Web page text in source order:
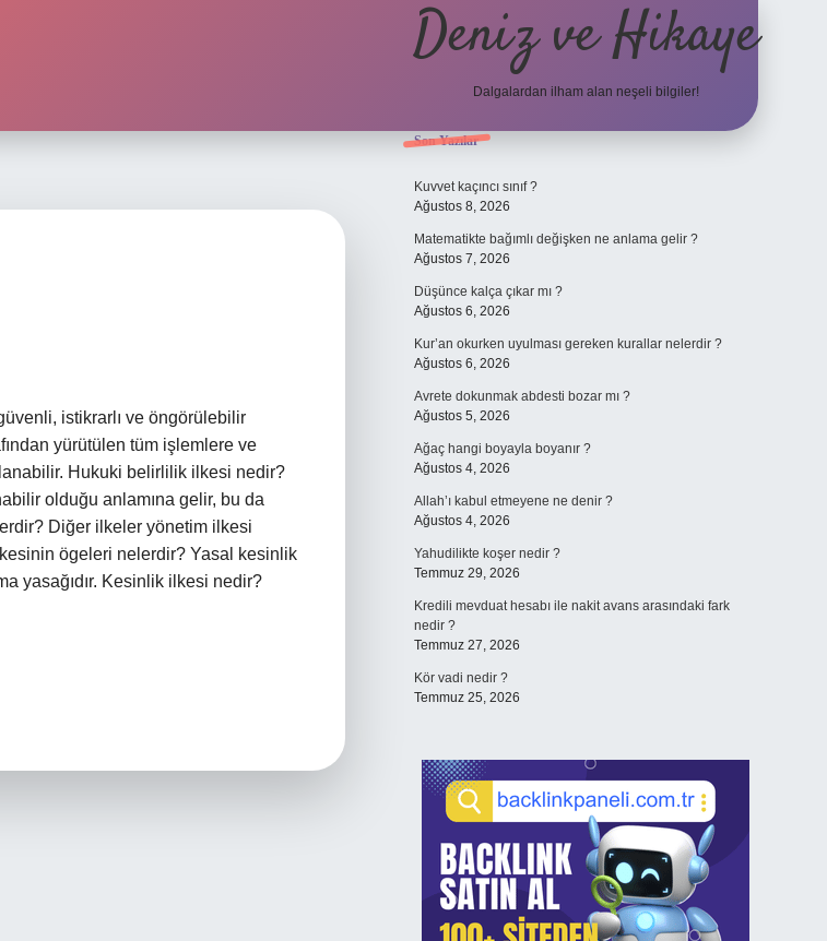
Deniz ve Hikaye
Dalgalardan ilham alan neşeli bilgiler!
istikrarlı ve öngörülebilir
yürütülen tüm işlemlere ve
Hukuki belirlilik ilkesi nedir?
olduğu anlamına gelir, bu da
Diğer ilkeler yönetim ilkesi
ögeleri nelerdir? Yasal kesinlik
yasağıdır. Kesinlik ilkesi nedir?
Sidebar
Son Yazılar
Kuvvet kaçıncı sınıf ?
Ağustos 8, 2026
Matematikte bağımlı değişken ne anlama gelir ?
Ağustos 7, 2026
Düşünce kalça çıkar mı ?
Ağustos 6, 2026
Kur’an okurken uyulması gereken kurallar nelerdir ?
Ağustos 6, 2026
Avrete dokunmak abdesti bozar mı ?
Ağustos 5, 2026
Ağaç hangi boyayla boyanır ?
Ağustos 4, 2026
Allah’ı kabul etmeyene ne denir ?
Ağustos 4, 2026
Yahudilikte koşer nedir ?
Temmuz 29, 2026
Kredili mevduat hesabı ile nakit avans arasındaki fark
nedir ?
Temmuz 27, 2026
Kör vadi nedir ?
Temmuz 25, 2026
ilbet yeni giriş